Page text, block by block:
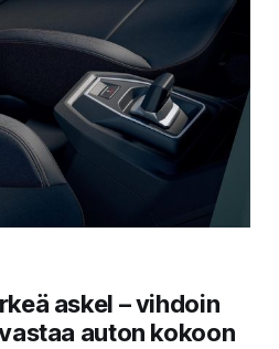
askel – vihdoin
auton kokoon